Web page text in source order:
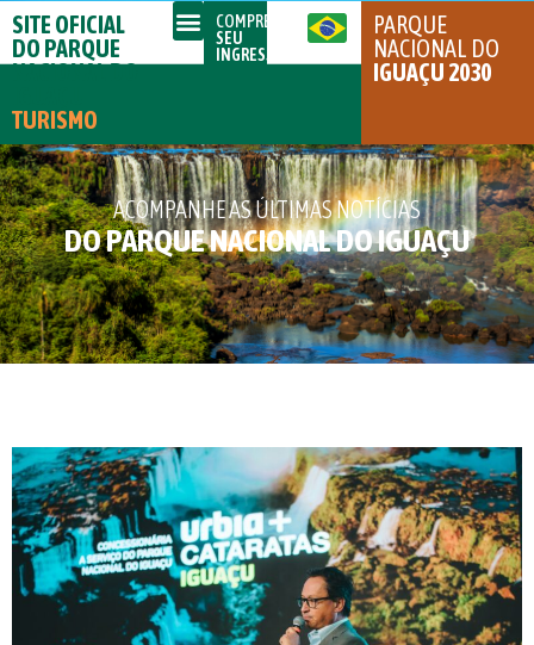
SITE OFICIAL
DO PARQUE
NACIONAL DO
TURISMO
COMPRE
SEU
INGRESSO
PARQUE
NACIONAL DO
IGUAÇU 2030
ACOMPANHE AS ÚLTIMAS NOTÍCIAS
DO PARQUE NACIONAL DO IGUAÇU